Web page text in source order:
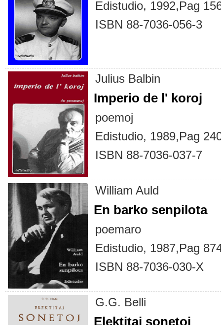
Edistudio, 1992,Pag
ISBN 88-7036-056-3
Julius Balbin
Imperio de l' koroj
poemoj
Edistudio, 1989,Pag
ISBN 88-7036-037-7
William Auld
En barko senpilota
poemaro
Edistudio, 1987,Pag
ISBN 88-7036-030-X
G.G. Belli
Elektitaj sonetoj